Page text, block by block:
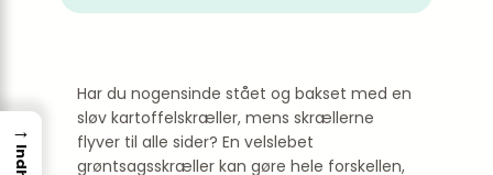
Har du nogensinde stået og bakset med en
sløv kartoffelskræller, mens skrællerne
flyver til alle sider? En velslebet
grøntsagsskræller kan gøre hele forskellen,
→